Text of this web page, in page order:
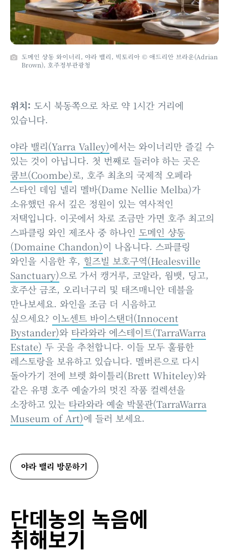
도메인 샹동 와이너리, 야라 밸리, 빅토리아 © 애드리안 브라운(Adrian
Brown), 호주정부관광청
위치: 도시 북동쪽으로 차로 약 1시간 거리에
있습니다.
야라 밸리(Yarra Valley)에서는 와이너리만 즐길 수
있는 것이 아닙니다. 첫 번째로 들러야 하는 곳은
쿰브(Coombe)로, 호주 최초의 국제적 오페라
스타인 데임 넬리 멜바(Dame Nellie Melba)가
소유했던 유서 깊은 정원이 있는 역사적인
저택입니다. 이곳에서 차로 조금만 가면 호주 최고의
스파클링 와인 제조사 중 하나인 도메인 샹동
(Domaine Chandon)이 나옵니다. 스파클링
와인을 시음한 후, 힐즈빌 보호구역(Healesville
Sanctuary)으로 가서 캥거루, 코알라, 웜뱃, 딩고,
호주산 금조, 오리너구리 및 태즈매니안 데블을
만나보세요. 와인을 조금 더 시음하고
싶으세요? 이노센트 바이스탠더(Innocent
Bystander)와 타라와라 에스테이트(TarraWarra
Estate) 두 곳을 추천합니다. 이들 모두 훌륭한
레스토랑을 보유하고 있습니다. 멜버른으로 다시
돌아가기 전에 브렛 화이틀리(Brett Whiteley)와
같은 유명 호주 예술가의 멋진 작품 컬렉션을
소장하고 있는 타라와라 예술 박물관(TarraWarra
Museum of Art)에 들러 보세요.
야라 밸리 방문하기
단데농의 녹음에
취해보기